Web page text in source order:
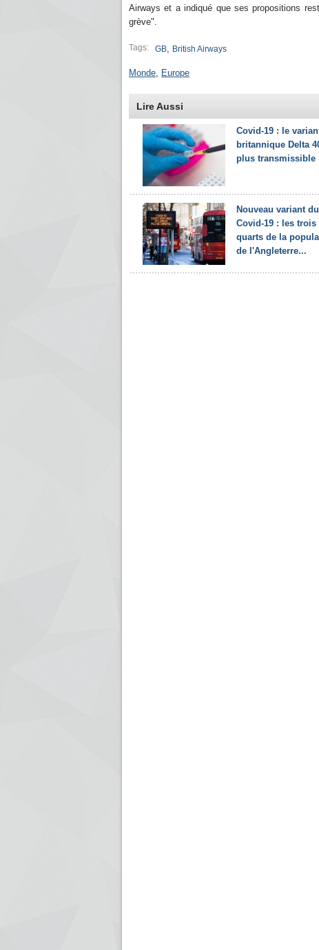
Airways et a indiqué que ses propositions
grève".
Tags: GB, British Airways
Monde, Europe
Lire Aussi
Covid-19 : le
britannique Delta
plus transmissible
Nouveau variant du
Covid-19 : les trois
quarts de la
de l'Angleterre...